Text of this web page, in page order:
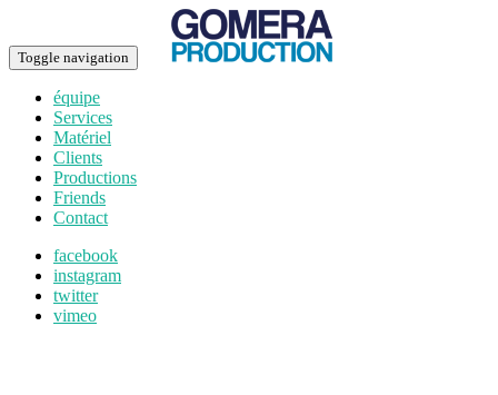
Toggle navigation
équipe
Services
Matériel
Clients
Productions
Friends
Contact
facebook
instagram
twitter
vimeo